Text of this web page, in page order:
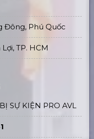
Đông, Phú Quốc
TP. HCM
SỰ KIỆN PRO AVL